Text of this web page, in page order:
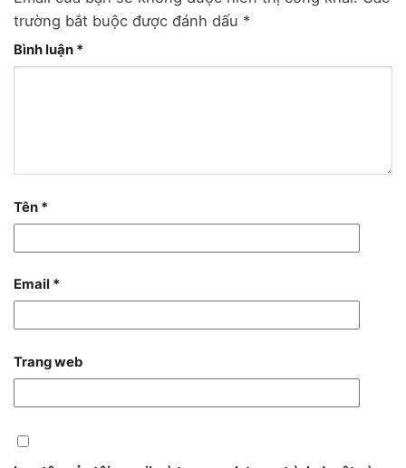
trường bắt buộc được đánh dấu *
Bình luận *
Tên *
Email *
Trang web